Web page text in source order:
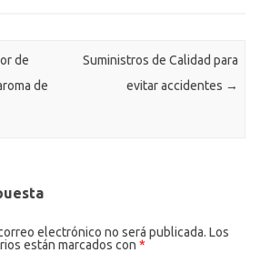
de
de
Suministros de Calidad para
evitar accidentes →
electrónico no será publicada. Los
están marcados con *